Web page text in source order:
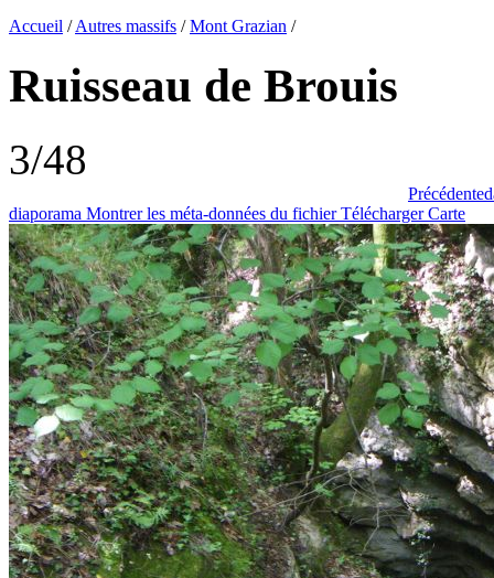
Accueil /Autres massifs /Mont Grazian /
Ruisseau de Brouis
3/48
Précédente
diaporama Montrer les méta-données du fichier Télécharger Carte